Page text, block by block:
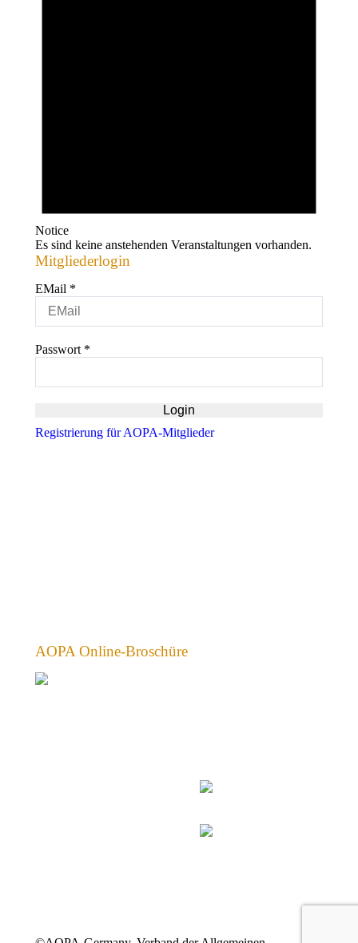
Notice
Es sind keine anstehenden Veranstaltungen vorhanden.
Mitgliederlogin
EMail *
Passwort *
Registrierung für AOPA-Mitglieder
AOPA Online-Broschüre